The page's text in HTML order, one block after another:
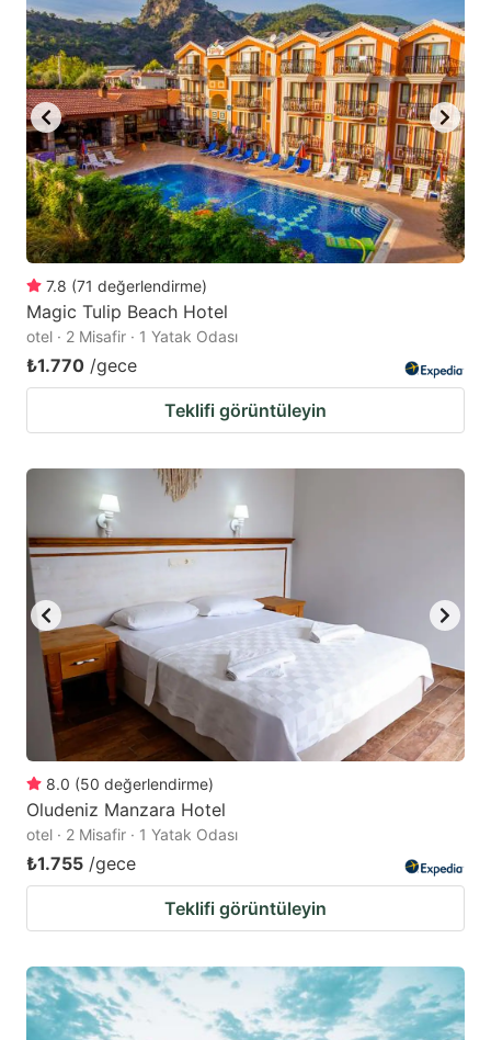
7.8 (71 değerlendirme)
Magic Tulip Beach Hotel
otel · 2 Misafir · 1 Yatak Odası
₺1.770 /gece
Teklifi görüntüleyin
8.0 (50 değerlendirme)
Oludeniz Manzara Hotel
otel · 2 Misafir · 1 Yatak Odası
₺1.755 /gece
Teklifi görüntüleyin